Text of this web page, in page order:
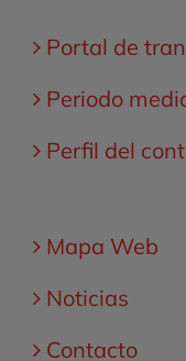
Portal de
Periodo
Perfil del
Mapa Web
Noticias
Contacto